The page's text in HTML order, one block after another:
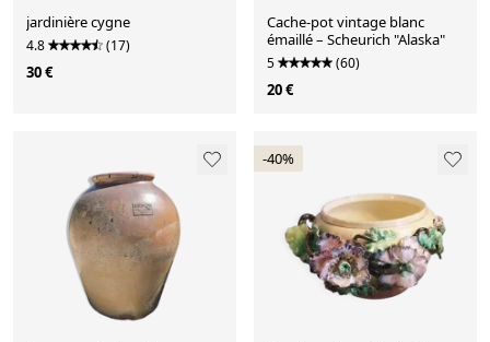
jardinière cygne
4.8 (17)
30 €
Cache-pot vintage blanc
émaillé – Scheurich "Alaska"
5 (60)
20 €
-40%